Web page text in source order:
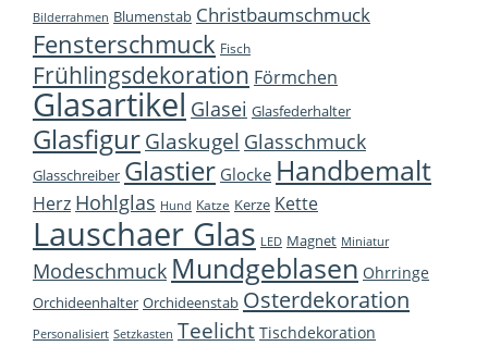
Bilderrahmen Blumenstab Christbaumschmuck
Fensterschmuck Fisch
Frühlingsdekoration Förmchen
Glasartikel Glasei Glasfederhalter
Glasfigur Glaskugel Glasschmuck
Glasschreiber Glastier Glocke Handbemalt
Herz Hohlglas Hund Katze Kerze Kette
Lauschaer Glas LED Magnet Miniatur
Modeschmuck Mundgeblasen Ohrringe
Orchideenhalter Orchideenstab Osterdekoration
Personalisiert Setzkasten Teelicht Tischdekoration